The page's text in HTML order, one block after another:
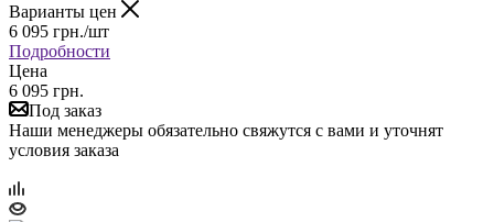
Варианты цен
6 095 грн./шт
Подробности
Цена
6 095 грн.
Под заказ
Наши менеджеры обязательно свяжутся с вами и уточнят
условия заказа